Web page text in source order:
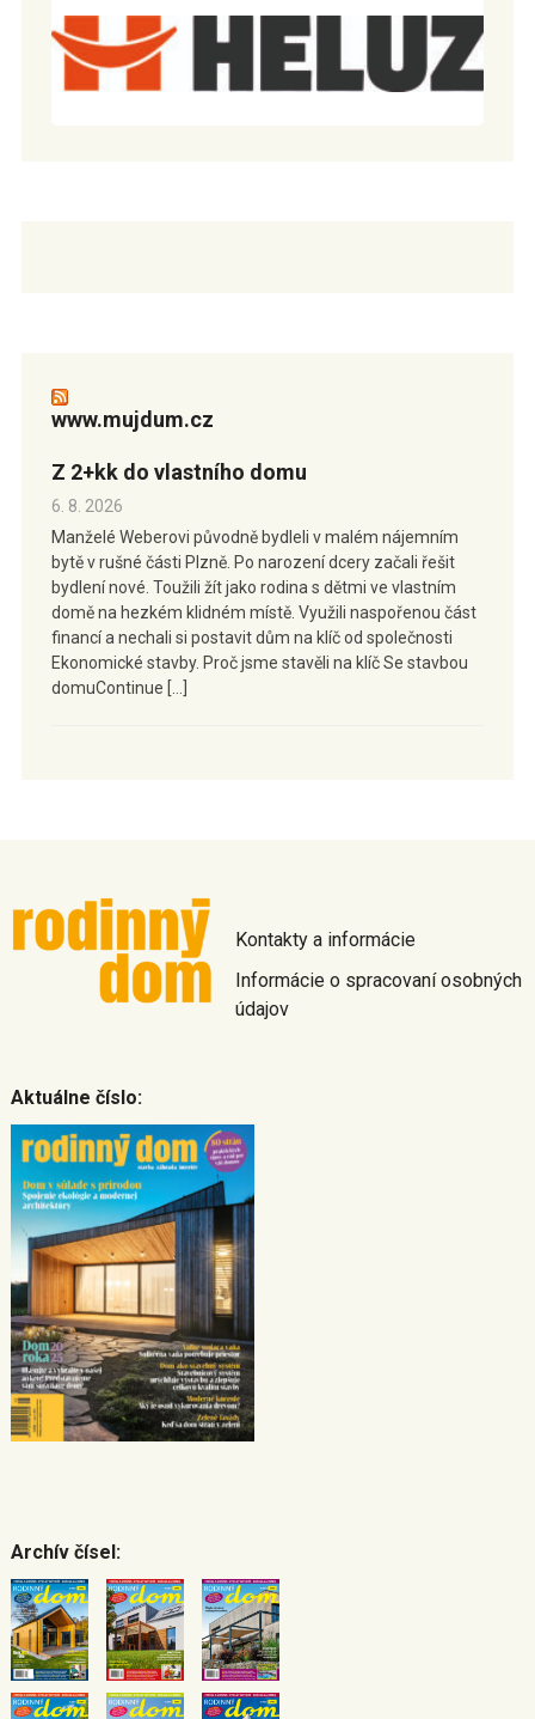
www.mujdum.cz
Z 2+kk do vlastního domu
6. 8. 2026
Manželé Weberovi původně bydleli v malém nájemním
bytě v rušné části Plzně. Po narození dcery začali řešit
bydlení nové. Toužili žít jako rodina s dětmi ve vlastním
domě na hezkém klidném místě. Využili naspořenou část
financí a nechali si postavit dům na klíč od společnosti
Ekonomické stavby. Proč jsme stavěli na klíč Se stavbou
domuContinue […]
Kontakty a informácie
Informácie o spracovaní osobných
údajov
Aktuálne číslo:
Archív čísel: